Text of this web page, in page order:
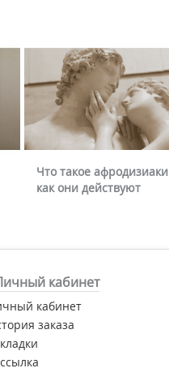
Что такое
как они действуют
кабинет
кабинет
заказа